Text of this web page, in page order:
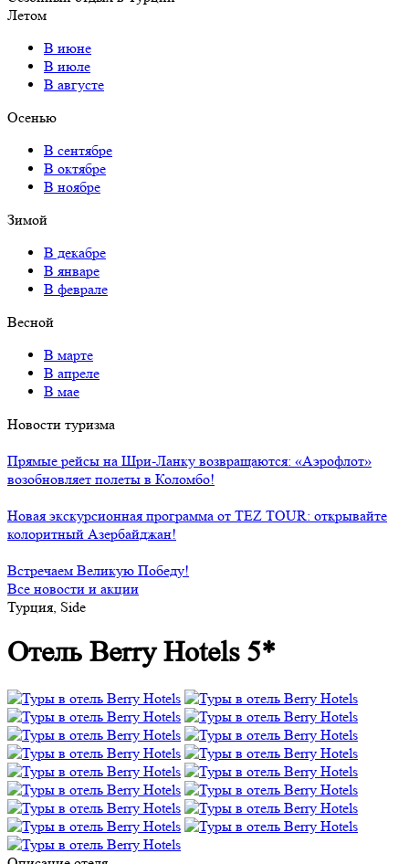
Летом
В июне
В июле
В августе
Осенью
В сентябре
В октябре
В ноябре
Зимой
В декабре
В январе
В феврале
Весной
В марте
В апреле
В мае
Новости туризма
Прямые рейсы на Шри-Ланку возвращаются: «Аэрофлот»
возобновляет полеты в Коломбо!
Новая экскурсионная программа от TEZ TOUR: открывайте
колоритный Азербайджан!
Встречаем Великую Победу!
Все новости и акции
Турция, Side
Отель Berry Hotels 5*